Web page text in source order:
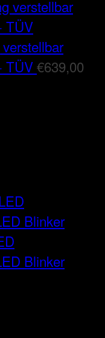
TÜV€639,00
Blinker